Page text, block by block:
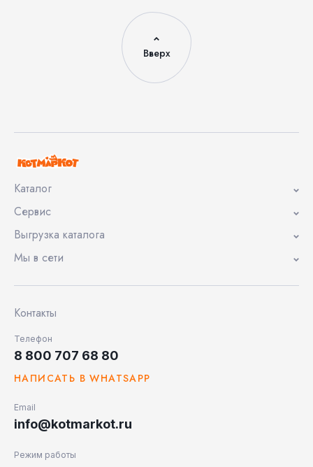
Вверх
Каталог
Сервис
Выгрузка каталога
Мы в сети
Контакты
Телефон
8 800 707 68 80
НАПИСАТЬ В WHATSAPP
Email
info@kotmarkot.ru
Режим работы